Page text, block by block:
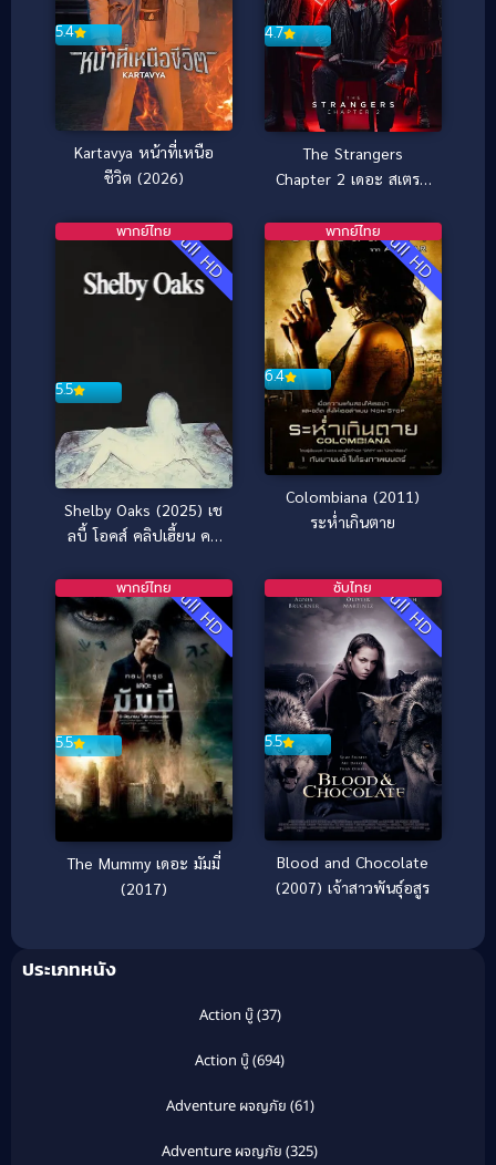
5.4
Kartavya หน้าที่เหนือ
ชีวิต (2026)
4.7
The Strangers
Chapter 2 เดอะ สเตรน
2 (2025)
Full HD
5.5
พากย์ไทย
Shelby Oaks (2025) เช
ลบี้ โอคส์ คลิปเฮี้ยน คดี
Full HD
6.4
พากย์ไทย
Colombiana (2011)
ระห่ำเกินตาย
Full HD
5.5
พากย์ไทย
The Mummy เดอะ มัมมี่
(2017)
Full HD
5.5
ซับไทย
Blood and Chocolate
(2007) เจ้าสาวพันธุ์อสูร
ประเภทหนัง
Action บู๊(37)
Action บู๊(694)
Adventure ผจญภัย (61)
Adventure ผจญภัย (325)